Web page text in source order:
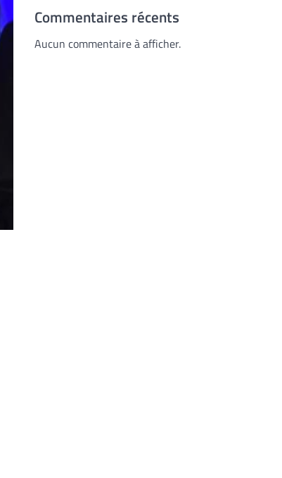
Commentaires récents
Aucun commentaire à afficher.